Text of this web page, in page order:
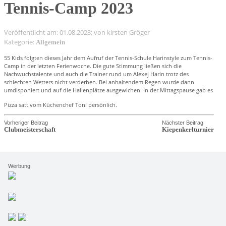
Tennis-Camp 2023
Veröffentlicht am: 01.08.2023; von kirsten Gröger
Kategorie: Allgemein
55 Kids folgten dieses Jahr dem Aufruf der Tennis-Schule Harinstyle zum Tennis-
Camp in der letzten Ferienwoche. Die gute Stimmung ließen sich die
Nachwuchstalente und auch die Trainer rund um Alexej Harin trotz des
schlechten Wetters nicht verderben. Bei anhaltendem Regen wurde dann
umdisponiert und auf die Hallenplätze ausgewichen. In der Mittagspause gab es
Pizza satt vom Küchenchef Toni persönlich.
Vorheriger Beitrag
Clubmeisterschaft
Nächster Beitrag
Kiepenkerlturnier
Werbung